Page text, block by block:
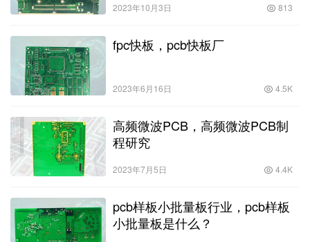
2023年10月3日 813
fpc快板，pcb快板厂
2023年6月16日 4.5K
高频微波PCB，高频微波PCB制
程研究
2023年7月5日 4.4K
pcb样板小批量板行业，pcb样板
小批量板是什么？